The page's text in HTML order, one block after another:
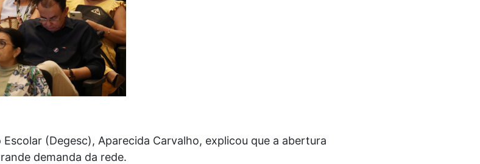
(Degesc), Aparecida Carvalho, explicou que a abertura
demanda da rede.